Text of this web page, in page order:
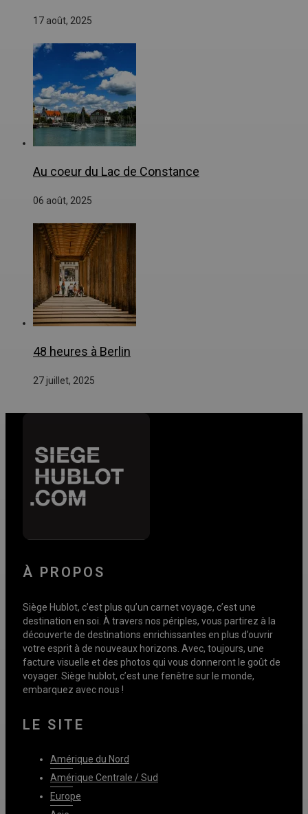
17 août, 2025
Au coeur du Lac de Constance
06 août, 2025
48 heures à Berlin
27 juillet, 2025
À PROPOS
Siège Hublot, c’est plus qu’un carnet voyage, c’est une
destination en soi. À travers nos périples, vous partirez à la
découverte de destinations enrichissantes en plus d’ouvrir
votre esprit à de nouveaux horizons. Avec, toujours, une
facture visuelle et des photos qui vous donneront le goût de
voyager. Siège hublot, c’est une fenêtre sur le monde,
embarquez avec nous !
LE SITE
Amérique du Nord
Amérique Centrale / Sud
Europe